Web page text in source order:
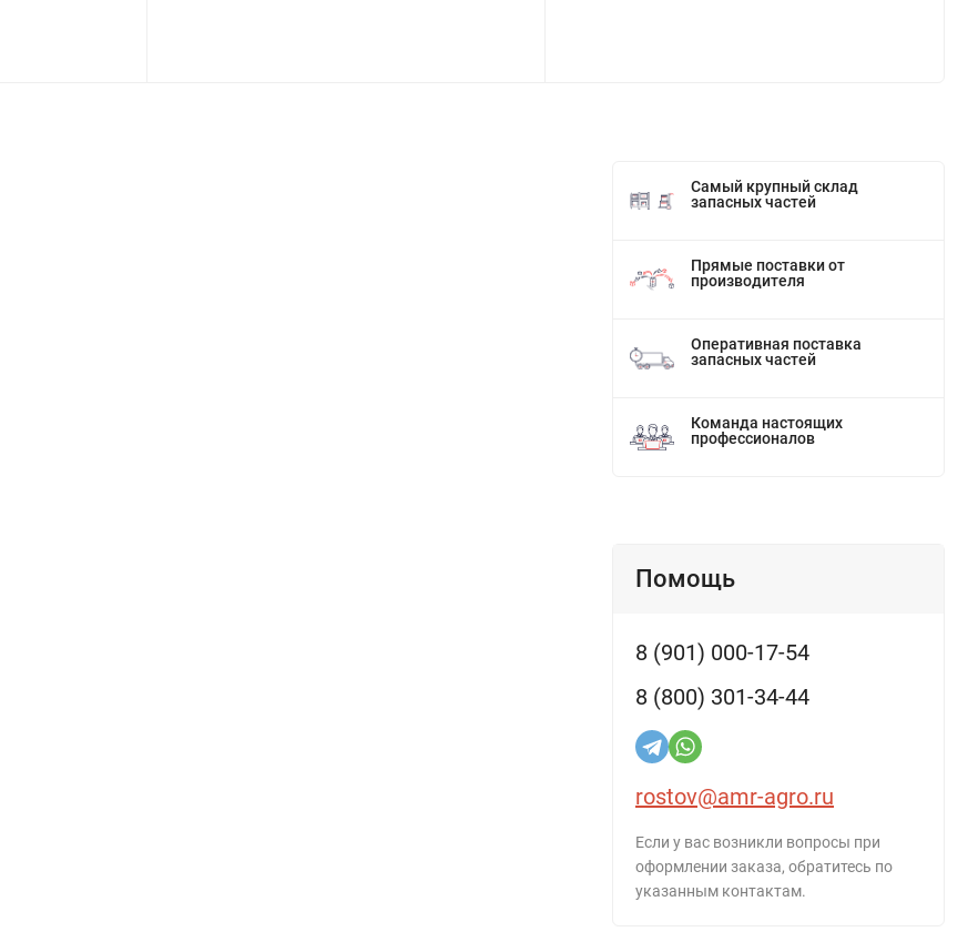
Самый крупный склад
запасных частей
Прямые поставки от
производителя
Оперативная поставка
запасных частей
Команда настоящих
профессионалов
Помощь
8 (901) 000-17-54
8 (800) 301-34-44
rostov@amr-agro.ru
Если у вас возникли вопросы при
оформлении заказа, обратитесь по
указанным контактам.